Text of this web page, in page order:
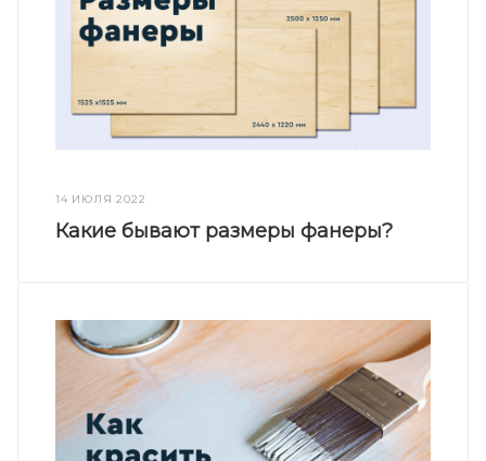
14 ИЮЛЯ 2022
Какие бывают размеры фанеры?